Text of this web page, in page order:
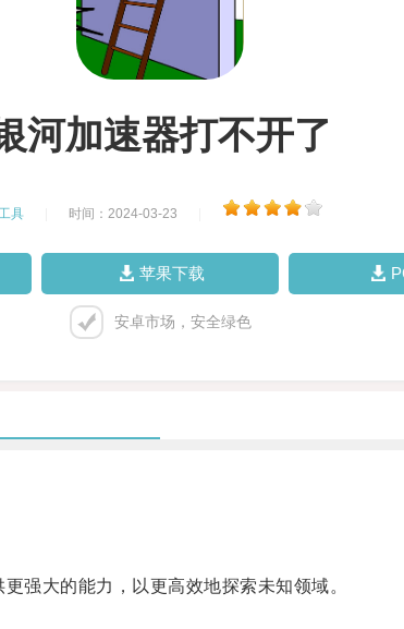
河加速器打不开了
工具 时间：2024-03-23
苹果下载
安卓市场，安全绿色
大的能力，以更高效地探索未知领域。